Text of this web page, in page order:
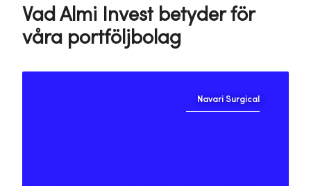
Vad Almi Invest betyder för
våra portföljbolag
Navari Surgical